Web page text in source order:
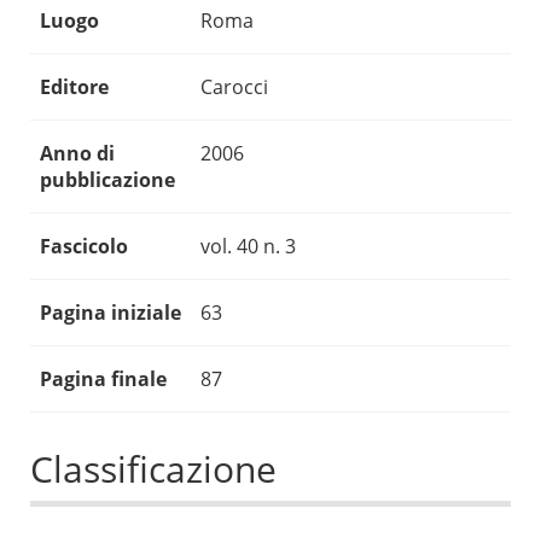
Luogo Roma
Editore Carocci
Anno di
pubblicazione
2006
Fascicolo vol. 40 n. 3
Pagina iniziale 63
Pagina finale 87
Classificazione